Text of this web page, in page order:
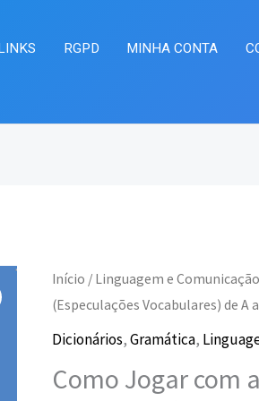
RGPD MINHA CONTA
Início / Linguagem e Comunicação
(Especulações Vocabulares) de A
Dicionários,Gramática,
Como Jogar com
O
preço
original
O
preço
atual
Quantidade
de
Como
com